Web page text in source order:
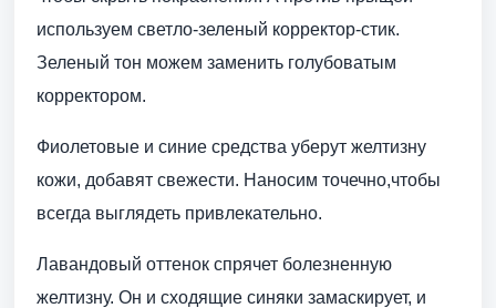
используем светло-зеленый корректор-стик.
Зеленый тон можем заменить голубоватым
корректором.
Фиолетовые и синие средства уберут желтизну
кожи, добавят свежести. Наносим точечно,чтобы
всегда выглядеть привлекательно.
Лавандовый оттенок спрячет болезненную
желтизну. Он и сходящие синяки замаскирует, и